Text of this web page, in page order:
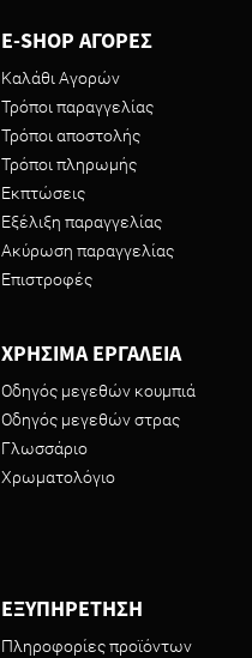
E-SHOP ΑΓΟΡΕΣ
Καλάθι Αγορών
Τρόποι παραγγελίας
Τρόποι αποστολής
Τρόποι πληρωμής
Εκπτώσεις
Εξέλιξη παραγγελίας
Ακύρωση παραγγελίας
Επιστροφές
ΧΡΗΣΙΜΑ ΕΡΓΑΛΕΙΑ
Οδηγός μεγεθών κουμπιά
Οδηγός μεγεθών στρας
Γλωσσάριο
Χρωματολόγιο
ΕΞΥΠΗΡΕΤΗΣΗ
Πληροφορίες προϊόντων